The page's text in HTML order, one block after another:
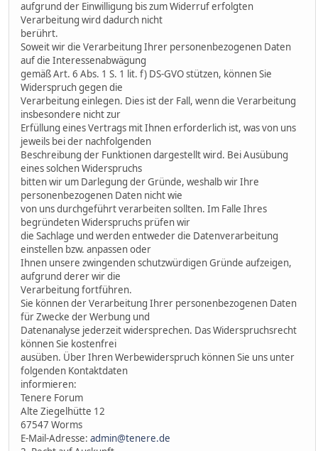
aufgrund der Einwilligung bis zum Widerruf erfolgten
Verarbeitung wird dadurch nicht
berührt.
Soweit wir die Verarbeitung Ihrer personenbezogenen Daten
auf die Interessenabwägung
gemäß Art. 6 Abs. 1 S. 1 lit. f) DS-GVO stützen, können Sie
Widerspruch gegen die
Verarbeitung einlegen. Dies ist der Fall, wenn die Verarbeitung
insbesondere nicht zur
Erfüllung eines Vertrags mit Ihnen erforderlich ist, was von uns
jeweils bei der nachfolgenden
Beschreibung der Funktionen dargestellt wird. Bei Ausübung
eines solchen Widerspruchs
bitten wir um Darlegung der Gründe, weshalb wir Ihre
personenbezogenen Daten nicht wie
von uns durchgeführt verarbeiten sollten. Im Falle Ihres
begründeten Widerspruchs prüfen wir
die Sachlage und werden entweder die Datenverarbeitung
einstellen bzw. anpassen oder
Ihnen unsere zwingenden schutzwürdigen Gründe aufzeigen,
aufgrund derer wir die
Verarbeitung fortführen.
Sie können der Verarbeitung Ihrer personenbezogenen Daten
für Zwecke der Werbung und
Datenanalyse jederzeit widersprechen. Das Widerspruchsrecht
können Sie kostenfrei
ausüben. Über Ihren Werbewiderspruch können Sie uns unter
folgenden Kontaktdaten
informieren:
Tenere Forum
Alte Ziegelhütte 12
67547 Worms
E-Mail-Adresse: admin@tenere.de